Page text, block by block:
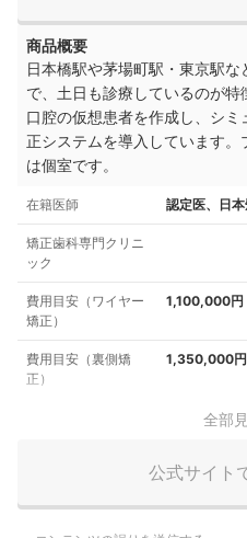
商品概要
日本橋駅や茅場町駅・東京駅
で、土日も診療しているのが
口腔の仮想患者を作成し、シ
正システムを導入しています
は個室です。
在籍医師 認定医、日
矯正歯科専門クリニ
ック
費用目安（ワイヤー
矯正）
1,100,000円
費用目安（裏側矯
正）
1,350,000円
全部
公式サイト